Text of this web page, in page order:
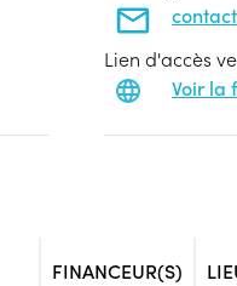
Lien d'accès
Voir la
FINANCEUR(S)